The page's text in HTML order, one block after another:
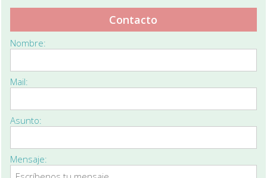
Contacto
Nombre:
Mail:
Asunto:
Mensaje: